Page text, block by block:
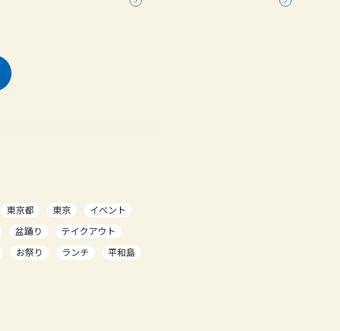
東京都 東京
イベント
盆踊り
テイクアウト
お祭り ランチ
平和島